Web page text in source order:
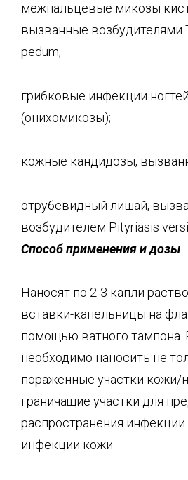
межпальцевые микозы
вызванные возбудителями
pedum;
грибковые инфекции
(онихомикозы);
кожные кандидозы,
отрубевидный лишай,
возбудителем Pityriasis
Способ применения и дозы
Наносят по 2-3 капли
вставки-капельницы на
помощью ватного тампона.
необходимо наносить не
пораженные участки кожи/
граничащие участки для
распространения
инфекции кожи